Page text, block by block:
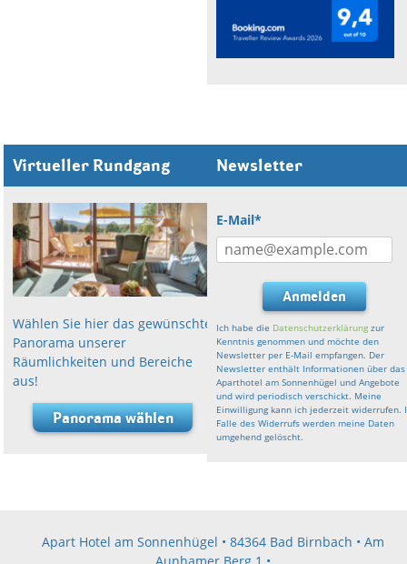
Virtueller Rundgang
Wählen Sie hier das gewünschte
Panorama unserer
Räumlichkeiten und Bereiche
aus!
Panorama wählen
Newsletter
E-Mail*
Anmelden
Ich habe die Datenschutzerklärung zur
Kenntnis genommen und möchte den
Newsletter per E-Mail empfangen. Der
Newsletter enthält Informationen über das
Aparthotel am Sonnenhügel und Angebote
und wird periodisch verschickt. Meine
Einwilligung kann ich jederzeit widerrufen.
Falle des Widerrufs werden meine Daten
umgehend gelöscht.
Apart Hotel am Sonnenhügel • 84364 Bad Birnbach • Am